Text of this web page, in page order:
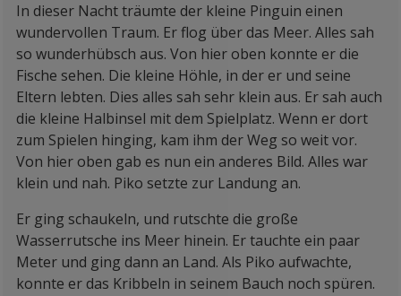
In dieser Nacht träumte der kleine Pinguin einen
wundervollen Traum. Er flog über das Meer. Alles sah
so wunderhübsch aus. Von hier oben konnte er die
Fische sehen. Die kleine Höhle, in der er und seine
Eltern lebten. Dies alles sah sehr klein aus. Er sah auch
die kleine Halbinsel mit dem Spielplatz. Wenn er dort
zum Spielen hinging, kam ihm der Weg so weit vor.
Von hier oben gab es nun ein anderes Bild. Alles war
klein und nah. Piko setzte zur Landung an.
Er ging schaukeln, und rutschte die große
Wasserrutsche ins Meer hinein. Er tauchte ein paar
Meter und ging dann an Land. Als Piko aufwachte,
konnte er das Kribbeln in seinem Bauch noch spüren.